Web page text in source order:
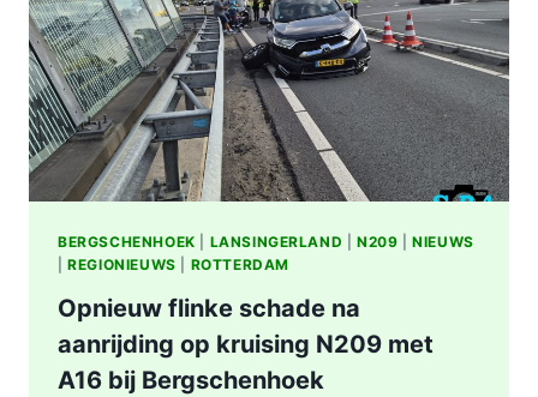
BERGSCHENHOEK LANSINGERLAND |N209 |NIEUWS
|REGIONIEUWS ROTTERDAM
Opnieuw flinke schade na
aanrijding op kruising N209 met
A16 bij Bergschenhoek